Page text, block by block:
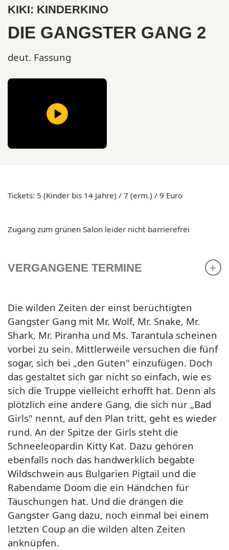
KIKI: KINDERKINO
DIE GANGSTER GANG 2
deut. Fassung
Die wilden Zeiten der einst berüchtigten
Gangster Gang mit Mr. Wolf, Mr. Snake, Mr.
Shark, Mr. Piranha und Ms. Tarantula scheinen
vorbei zu sein. Mittlerweile versuchen die fünf
sogar, sich bei „den Guten" einzufügen. Doch
das gestaltet sich gar nicht so einfach, wie es
sich die Truppe vielleicht erhofft hat. Denn als
plötzlich eine andere Gang, die sich nur „Bad
Girls" nennt, auf den Plan tritt, geht es wieder
rund. An der Spitze der Girls steht die
Schneeleopardin Kitty Kat. Dazu gehören
ebenfalls noch das handwerklich begabte
Wildschwein aus Bulgarien Pigtail und die
Rabendame Doom die ein Händchen für
Täuschungen hat. Und die drängen die
Gangster Gang dazu, noch einmal bei einem
letzten Coup an die wilden alten Zeiten
anknüpfen.
Tickets: 5 (Kinder bis 14 Jahre) / 7 (erm.) / 9 Euro
Zugang zum grünen Salon leider nicht barrierefrei
VERGANGENE TERMINE